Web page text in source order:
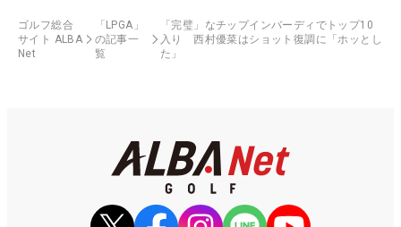
ゴルフ総合
サイト ALBA
Net
「LPGA」
の記事一
覧
「完璧」なチップインバーディでトップ10
入り 西村優菜はショット復調に「ホッとし
た」